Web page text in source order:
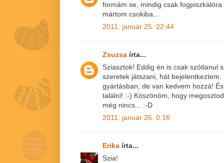
formám se, mindig csak
mártom csokiba...
2011. január 25. 22:44
Zsuzsa írta...
Sziasztok! Eddig én is csak szótlanul
szeretek játszani, hát
gyártásban, de van kedvem hozzá!
találni! :-) Köszönöm, hogy
még nincs... :-D
2011. január 26. 0:16
Erika írta...
Szia!